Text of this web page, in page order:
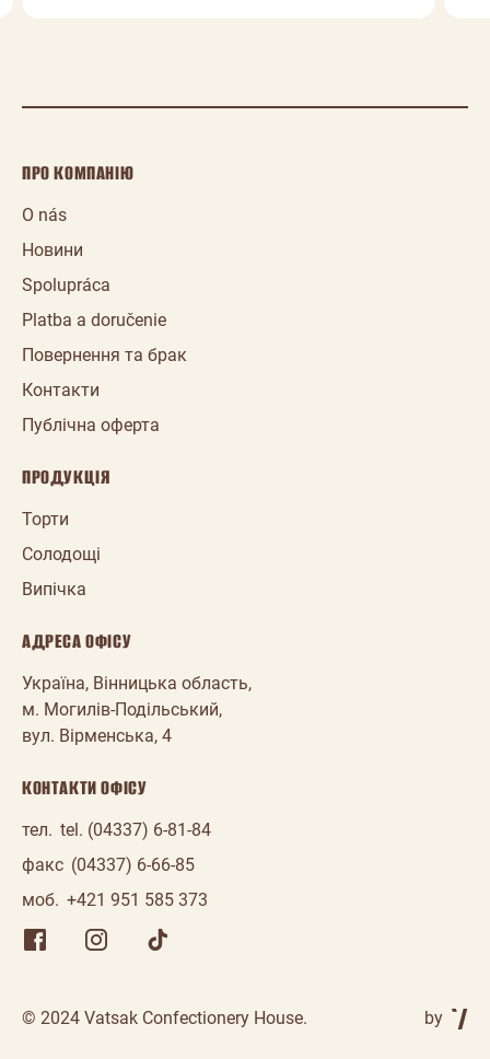
ПРО КОМПАНІЮ
O nás
Новини
Spolupráca
Platba a doručenie
Повернення та брак
Контакти
Публічна оферта
ПРОДУКЦІЯ
Торти
Солодощі
Випічка
АДРЕСА ОФІСУ
Україна, Вінницька область,
м. Могилів-Подільський,
вул. Вірменська, 4
КОНТАКТИ ОФІСУ
тел. tel. (04337) 6-81-84
факс (04337) 6-66-85
моб. +421 951 585 373
© 2024 Vatsak Confectionery House. by